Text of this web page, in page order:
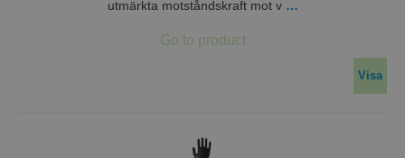
utmärkta motståndskraft mot v …
Visa